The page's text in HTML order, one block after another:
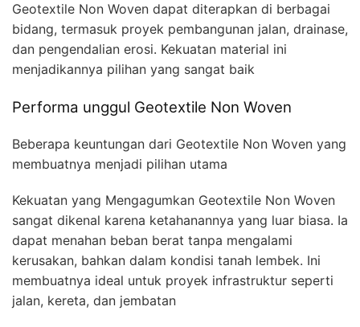
Geotextile Non Woven dapat diterapkan di berbagai
bidang, termasuk proyek pembangunan jalan, drainase,
dan pengendalian erosi. Kekuatan material ini
menjadikannya pilihan yang sangat baik
Performa unggul Geotextile Non Woven
Beberapa keuntungan dari Geotextile Non Woven yang
membuatnya menjadi pilihan utama
Kekuatan yang Mengagumkan Geotextile Non Woven
sangat dikenal karena ketahanannya yang luar biasa. Ia
dapat menahan beban berat tanpa mengalami
kerusakan, bahkan dalam kondisi tanah lembek. Ini
membuatnya ideal untuk proyek infrastruktur seperti
jalan, kereta, dan jembatan